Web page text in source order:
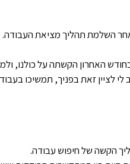
השלמת תהליך מציאת העבודה.
האחרון הקשתה על כולנו,
לציין זאת בפניך, תמשיכו
הקשה של חיפוש עבודה.